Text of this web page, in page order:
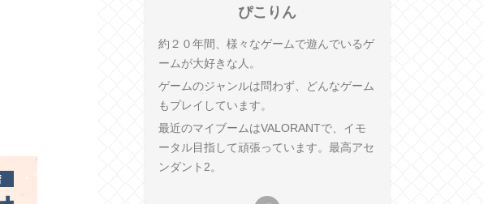
ぴこりん
約２０年間、様々なゲームで遊んでいるゲ
ームが大好きな人。
ゲームのジャンルは問わず、どんなゲーム
もプレイしています。
最近のマイブームはVALORANTで、イモ
ータル目指して頑張っています。最高アセ
ンダント2。